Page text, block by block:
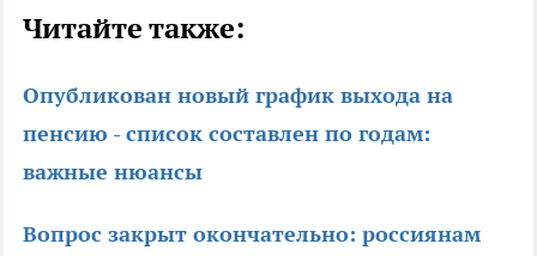
Читайте также:
Опубликован новый график выхода на
пенсию - список составлен по годам:
важные нюансы
Вопрос закрыт окончательно: россиянам